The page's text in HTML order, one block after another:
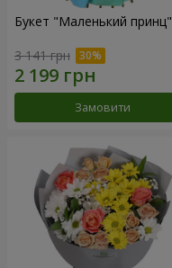
Букет "Маленький принц"
3 141 грн
Замовити